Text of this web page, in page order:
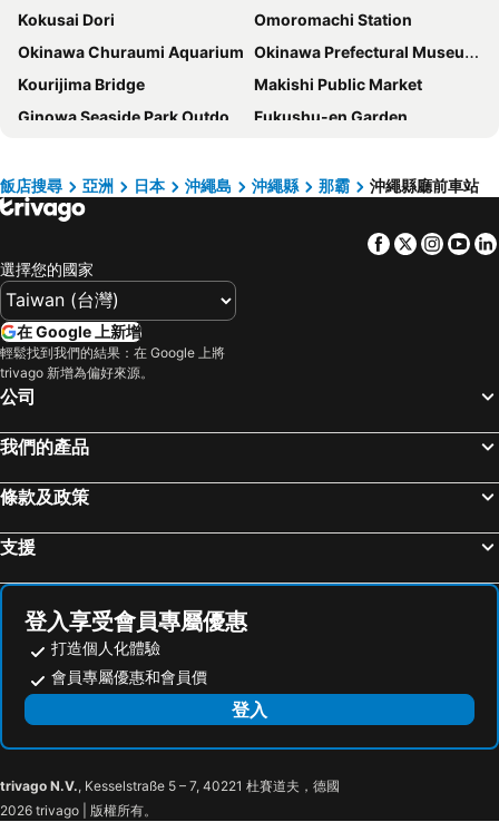
hotel androoms Naha Port
Almont Hotel Naha Omoromachi
JR Kyushu Hotel Blossom Naha
Daiwa Roynet Hotel Naha Omoromachi
Tissage Hotel Naha by Nest
Almont Hotel Naha Kenchomae
Hotel Pacific View
Ocean
那霸首里城希爾頓逸林酒店
Rembrandt Style Naha
Hotel Gracery Naha
HOTEL AlaCOOJU OKINAWA
Hotel Abest Naha Kokusaidori
Hotel Aqua Citta Naha
Nest Hotel Naha Nishi
Smile Hotel Naha City Resort
Novotel Okinawa Naha
Nishitetsu Resort Inn Naha
Hotel Collective
Solvita Hotel Naha
Comfort Hotel Naha Prefectural Office
Hotel Live Max Naha
Okinawa EXES Naha
Matsuyama Stay
Daiwa Roynet Hotel Okinawa Kenchomae
Naha West Inn
RJ Hotel Naha
Kokusai Dori
Omoromachi Station
Okinawa Churaumi Aquarium Okinawa Prefectural Museum and Art Museum
Kourijima Bridge
Makishi Public Market
Ginowa Seaside Park Outdoor Amphitheater
Fukushu-en Garden
Gusuku Sites and Related Properties of the Kingdom of Ryukyu
Tomari Iyumachi
Shurijo Castle
Shureimon
Kerama Airport
Yoron Airport
飯店搜尋 亞洲 日本 沖繩島 沖繩縣 那霸 沖繩縣廳前車站
Facebook
Twitter
選擇您的國家
在 Google 上新增
輕鬆找到我們的結果：在 Google 上將
trivago 新增為偏好來源。
公司
我們的產品
條款及政策
支援
登入享受會員專屬優惠
打造個人化體驗
會員專屬優惠和會員價
登入
trivago N.V., Kesselstraße 5 – 7, 40221 杜賽道夫，德國
2026 trivago | 版權所有。